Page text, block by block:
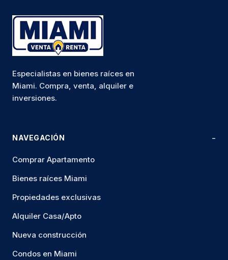
Especialistas en bienes raíces en
Miami. Compra, venta, alquiler e
inversiones.
NAVEGACIÓN
Comprar Apartamento
Bienes raíces Miami
Propiedades exclusivas
Alquiler Casa/Apto
Nueva construcción
Condos en Miami